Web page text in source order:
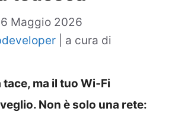
Maggio 2026
a cura di
tace, ma il tuo Wi‑Fi
Non è solo una rete: